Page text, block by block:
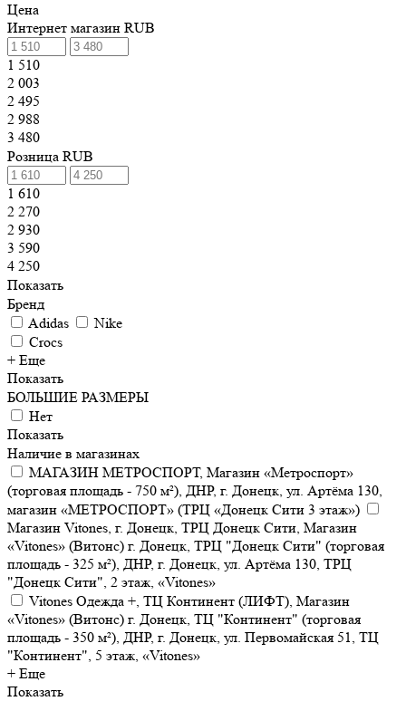
Цена
Интернет магазин RUB
1 510
2 003
2 495
2 988
3 480
Розница RUB
1 610
2 270
2 930
3 590
4 250
Показать
Бренд
Adidas
Nike
Crocs
+ Еще
Показать
БОЛЬШИЕ РАЗМЕРЫ
Нет
Показать
Наличие в магазинах
МАГАЗИН МЕТРОСПОРТ, Магазин «Метроспорт»
(торговая площадь - 750 м²), ДНР, г. Донецк, ул. Артёма 130,
магазин «МЕТРОСПОРТ» (ТРЦ «Донецк Сити 3 этаж»)
Магазин Vitones, г. Донецк, ТРЦ Донецк Сити, Магазин
«Vitones» (Витонс) г. Донецк, ТРЦ "Донецк Сити" (торговая
площадь - 325 м²), ДНР, г. Донецк, ул. Артёма 130, ТРЦ
"Донецк Сити", 2 этаж, «Vitones»
Vitones Одежда +, ТЦ Континент (ЛИФТ), Магазин
«Vitones» (Витонс) г. Донецк, ТЦ "Континент" (торговая
площадь - 350 м²), ДНР, г. Донецк, ул. Первомайская 51, ТЦ
"Континент", 5 этаж, «Vitones»
+ Еще
Показать